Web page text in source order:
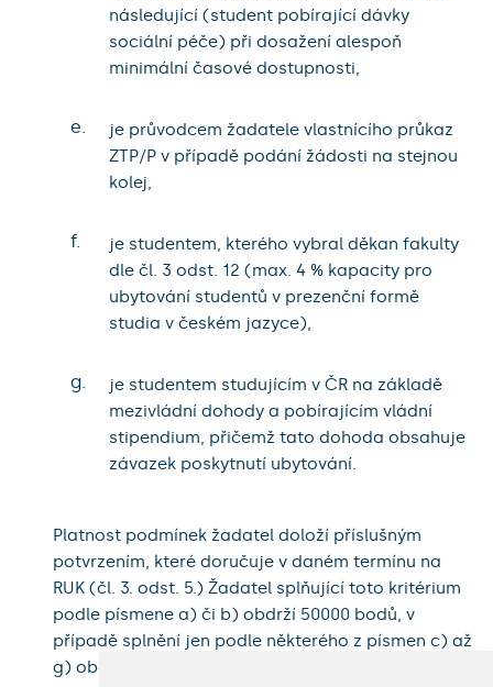
následující (student pobírající dávky
sociální péče) při dosažení alespoň
minimální časové dostupnosti,
e.
je průvodcem žadatele vlastnícího průkaz
ZTP/P v případě podání žádosti na stejnou
kolej,
f.
je studentem, kterého vybral děkan fakulty
dle čl. 3 odst. 12 (max. 4 % kapacity pro
ubytování studentů v prezenční formě
studia v českém jazyce),
g.
je studentem studujícím v ČR na základě
mezivládní dohody a pobírajícím vládní
stipendium, přičemž tato dohoda obsahuje
závazek poskytnutí ubytování.
Platnost podmínek žadatel doloží příslušným
potvrzením, které doručuje v daném termínu na
RUK (čl. 3. odst. 5.) Žadatel splňující toto kritérium
podle písmene a) či b) obdrží 50000 bodů, v
případě splnění jen podle některého z písmen c) až
g) obdrží 10000 bodů.